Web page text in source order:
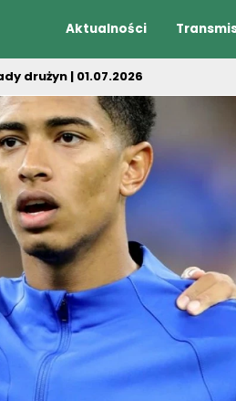
Aktualności
drużyn | 01.07.2026